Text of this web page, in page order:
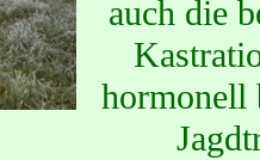
auch die
hormonell